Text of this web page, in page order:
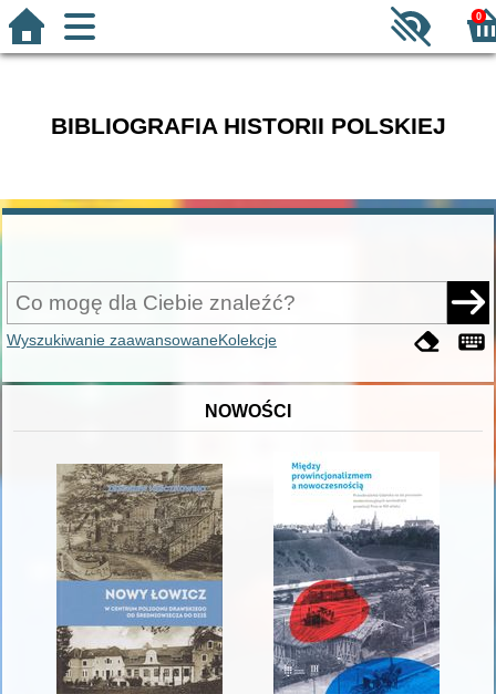
0
BIBLIOGRAFIA HISTORII POLSKIEJ
Wyszukiwanie zaawansowaneKolekcje
NOWOŚCI